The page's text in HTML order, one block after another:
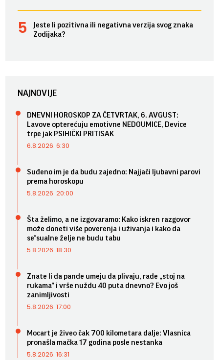
Jeste li pozitivna ili negativna verzija svog znaka
Zodijaka?
NAJNOVIJE
DNEVNI HOROSKOP ZA ČETVRTAK, 6. AVGUST:
Lavove opterećuju emotivne NEDOUMICE, Device
trpe jak PSIHIČKI PRITISAK
6.8.2026. 6:30
Suđeno im je da budu zajedno: Najjači ljubavni parovi
prema horoskopu
5.8.2026. 20:00
Šta želimo, a ne izgovaramo: Kako iskren razgovor
može doneti više poverenja i uživanja i kako da
se*sualne želje ne budu tabu
5.8.2026. 18:30
Znate li da pande umeju da plivaju, rade „stoj na
rukama” i vrše nuždu 40 puta dnevno? Evo još
zanimljivosti
5.8.2026. 17:00
Mocart je živeo čak 700 kilometara dalje: Vlasnica
pronašla mačka 17 godina posle nestanka
5.8.2026. 16:31